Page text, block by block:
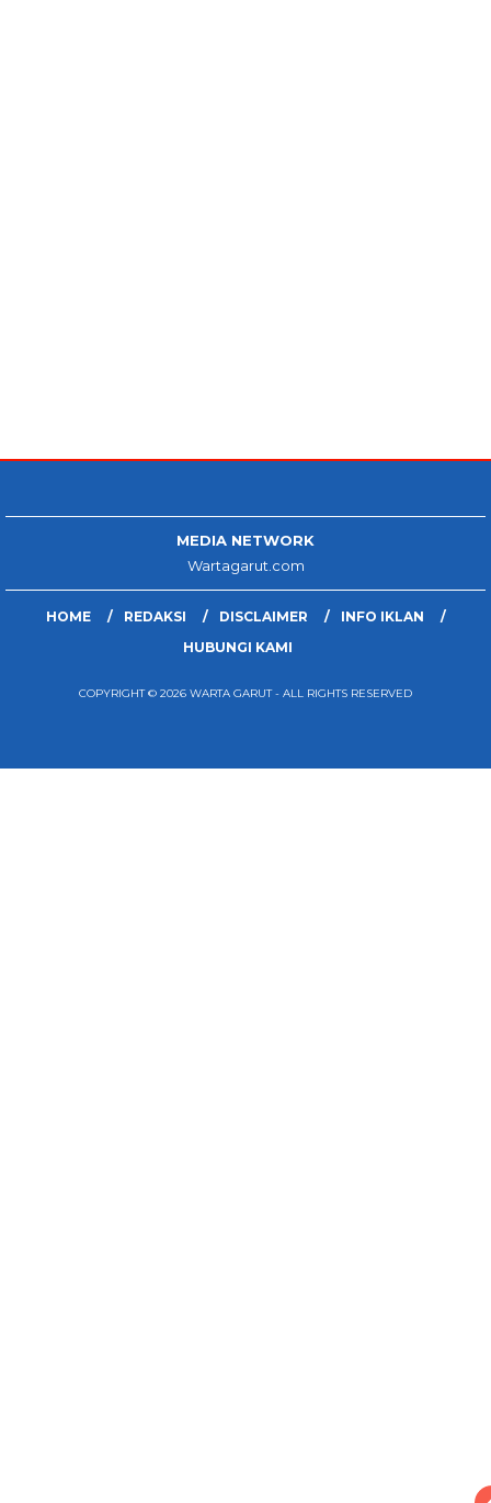
MEDIA NETWORK
Wartagarut.com
HOME REDAKSI DISCLAIMER
INFO IKLAN
HUBUNGI KAMI
COPYRIGHT © 2026 WARTA GARUT - ALL RIGHTS RESERVED